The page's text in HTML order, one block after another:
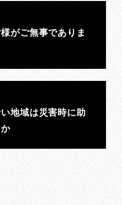
がご無事でありま
地域は災害時に助